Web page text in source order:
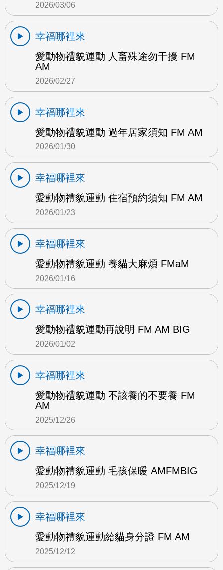
2026/03/06
幸福哪裡來
愛動物禮貌運動 人畜殊途勿干擾 FM
AM
2026/02/27
幸福哪裡來
愛動物禮貌運動 過年居家須知 FM AM
2026/01/30
幸福哪裡來
愛動物禮貌運動 住宿預約須知 FM AM
2026/01/23
幸福哪裡來
愛動物禮貌運動 養貓大麻煩 FMaM
2026/01/16
幸福哪裡來
愛動物禮貌運動再說明 FM AM BIG
2026/01/02
幸福哪裡來
愛動物禮貌運動 不該養的不要養 FM
AM
2025/12/26
幸福哪裡來
愛動物禮貌運動 毛孩保暖 AMFMBIG
2025/12/19
幸福哪裡來
愛動物禮貌運動給貓身分證 FM AM
2025/12/12